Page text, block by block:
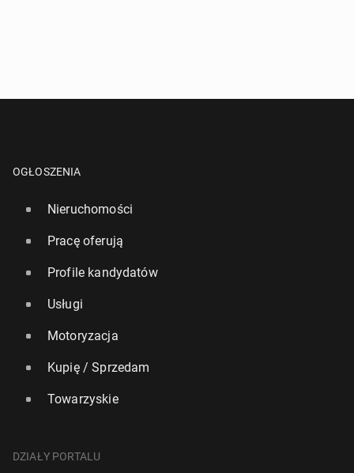
OGŁOSZENIA
Nieruchomości
Pracę oferują
Profile kandydatów
Usługi
Motoryzacja
Kupię / Sprzedam
Towarzyskie
DZIAŁY PORTALU